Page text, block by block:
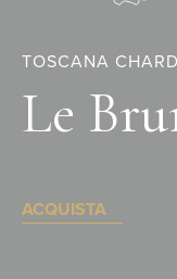
TOSCANA
Le
ACQUISTA